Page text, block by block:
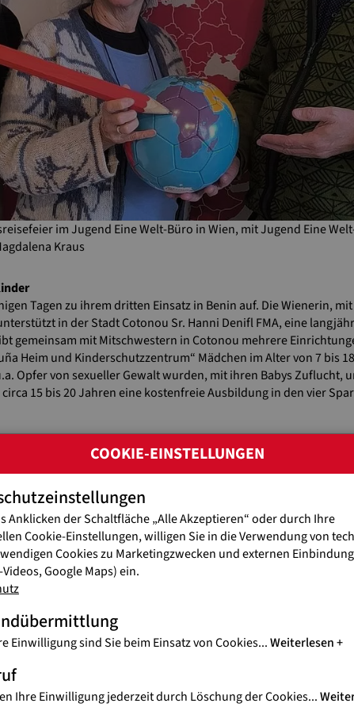
im Jugend Eine Welt-Büro in Wien, mit Jugend Eine
Kraus
Tagen zu ihrem dritten Einsatz in Benin auf. Die Wienerin,
in der Stadt Cotonou Sr. Hanni Denifl FMA, eine
gemeinsam mit Mitschwestern in Cotonou mehrere
Heim und Kinderschutzzentrum“ Mädchen im Alter von 7 bis
Opfer von sexueller Gewalt wurden, mit ihren Babys Zuflucht,
15 bis 20 Jahren eine kostenfreie Ausbildung in den vier
COOKIE-EINSTELLUNGEN
Anklicken der Schaltfläche „Alle Akzeptieren“ oder durch Ihre
Cookie-Einstellungen, willigen Sie in die Verwendung von
Cookies zu Marketingzwecken und externen
Google Maps) ein.
Einwilligung sind Sie beim Einsatz von Cookies...Weiterlesen
Ihre Einwilligung jederzeit durch Löschung der Cookies...